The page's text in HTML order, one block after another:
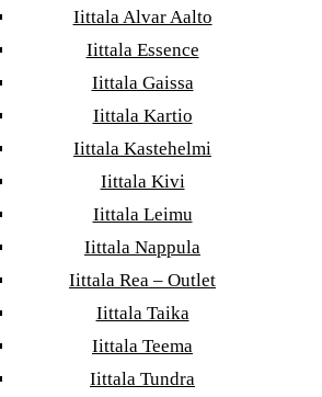
Iittala Alvar Aalto
Iittala Essence
Iittala Gaissa
Iittala Kartio
Iittala Kastehelmi
Iittala Kivi
Iittala Leimu
Iittala Nappula
Iittala Rea – Outlet
Iittala Taika
Iittala Teema
Iittala Tundra